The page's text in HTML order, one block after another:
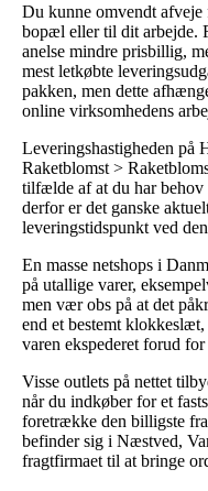
Du kunne omvendt
bopæl eller til dit arbejde.
anelse mindre prisbillig,
mest letkøbte
pakken, men dette
online virksomhedens
Leveringshastigheden på
Raketblomst >
tilfælde af at du har behov
derfor er det ganske
leveringstidspunkt ved
En masse netshops i
på utallige varer,
men vær obs på at det
end et bestemt
varen ekspederet forud
Visse outlets på nettet
når du indkøber for et
foretrække den billigste
befinder sig i Næstved,
fragtfirmaet til at bringe